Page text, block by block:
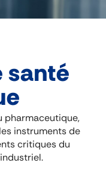
santé
pharmaceutique,
instruments de
critiques du